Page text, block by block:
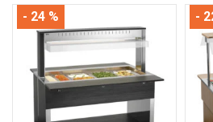
- 24 % -